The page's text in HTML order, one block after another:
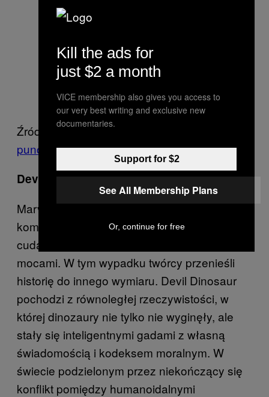
Źródło linków:dc.wikia.com
punch.com
Devil Dinosaur
Marvel Comics w niczym nie ustępuje swojej
komiksowej konkurencji w wymyślaniu
cudacznych postaci zwierząt z super
mocami. W tym wypadku twórcy przenieśli
historię do innego wymiaru. Devil Dinosaur
pochodzi z równoległej rzeczywistości, w
której dinozaury nie tylko nie wyginęły, ale
stały się inteligentnymi gadami z własną
świadomością i kodeksem moralnym. W
świecie podzielonym przez niekończący się
konflikt pomiędzy humanoidalnymi
Kill the ads for
just $2 a month
VICE membership also gives you access to
our very best writing and exclusive new
documentaries.
Support for $2
See All Membership Plans
Or, continue for free